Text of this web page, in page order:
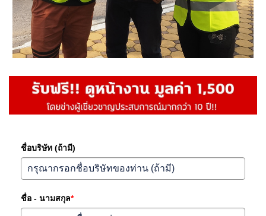
ชื่อบริษัท (ถ้ามี)
ชื่อ - นามสกุล*